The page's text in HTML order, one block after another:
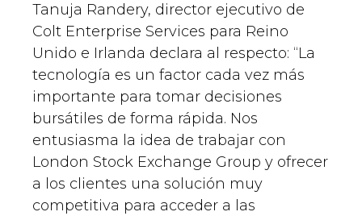
Tanuja Randery, director ejecutivo de
Colt Enterprise Services para Reino
Unido e Irlanda declara al respecto: “La
tecnología es un factor cada vez más
importante para tomar decisiones
bursátiles de forma rápida. Nos
entusiasma la idea de trabajar con
London Stock Exchange Group y ofrecer
a los clientes una solución muy
competitiva para acceder a las